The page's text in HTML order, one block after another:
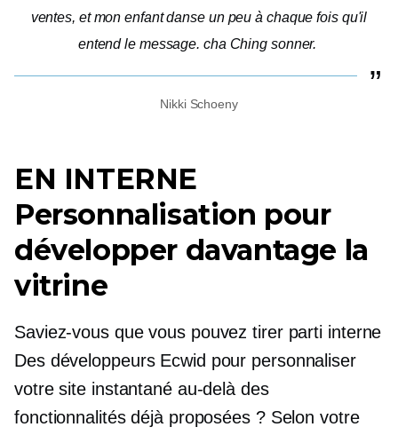
ventes, et mon enfant danse un peu à chaque fois qu'il
entend le message. cha Ching sonner.
Nikki Schoeny
EN INTERNE
Personnalisation pour
développer davantage la
vitrine
Saviez-vous que vous pouvez tirer parti interne
Des développeurs Ecwid pour personnaliser
votre site instantané au-delà des
fonctionnalités déjà proposées ? Selon votre